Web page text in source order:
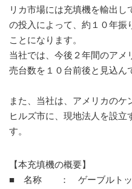
リカ市場には充填機を輸出
の投入によって、約１０年振
ことになります。
当社では、今後２年間のアメ
売台数を１０台前後と見込ん
また、当社は、アメリカのケ
ヒルズ市に、現地法人を設立
す。
【本充填機の概要】
■ 名称 ： ゲーブルトップ